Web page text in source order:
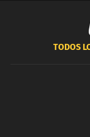
TODOS